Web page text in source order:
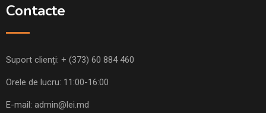
Contacte
Suport clienți: + (373) 60 884 460
Orele de lucru: 11:00-16:00
E-mail: admin@lei.md